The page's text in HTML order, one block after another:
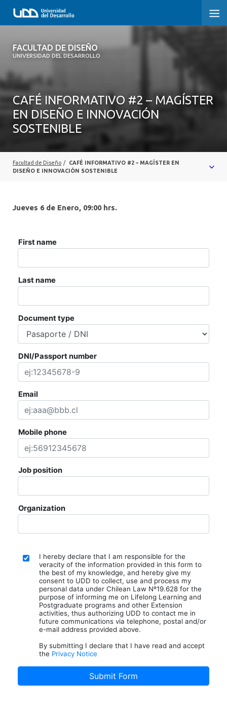
FACULTAD DE DISEÑO
UNIVERSIDAD DEL DESARROLLO
FACULTAD DE DISEÑO
INICIO
SOBRE LA FACULTAD
CARRERAS
INVESTIGACIÓN
ALUMNI
CAFÉ INFORMATIVO #2 – MAGÍSTER
EN DISEÑO E INNOVACIÓN
SOSTENIBLE
Facultad de Diseño /
CAFÉ INFORMATIVO #2 – MAGÍSTER EN
DISEÑO E INNOVACIÓN SOSTENIBLE
Jueves 6 de Enero, 09:00 hrs.